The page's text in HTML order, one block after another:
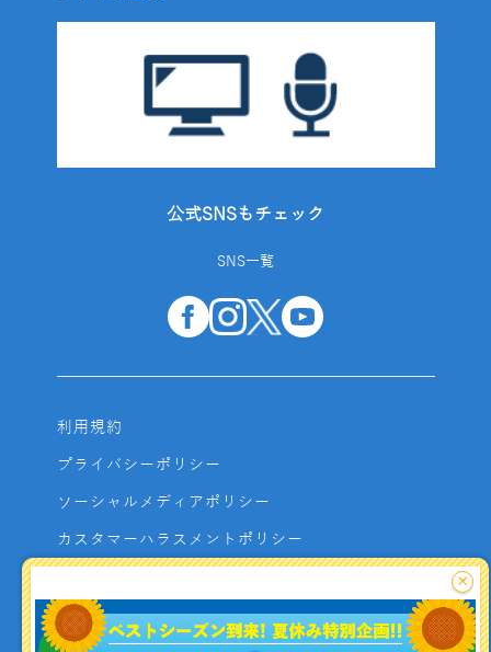
公式SNSもチェック
SNS一覧
利用規約
プライバシーポリシー
ソーシャルメディアポリシー
カスタマーハラスメントポリシー
よくあるご質問
×